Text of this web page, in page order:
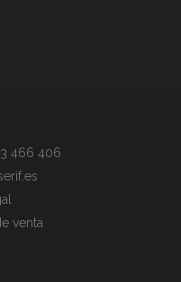
466 406
venta